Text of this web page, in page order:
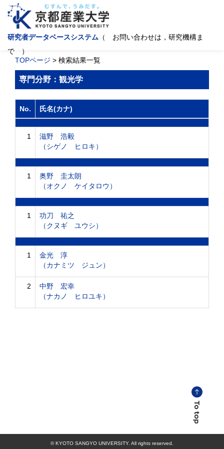
研究者データベースシステム （ お問い合わせは，研究機構ま
で ）
TOPページ > 検索結果一覧
専門分野：観光学
No. 氏名(カナ)
1
滋野 浩毅
（シゲノ ヒロキ）
1
奥野 圭太朗
（オクノ ケイタロウ）
1
功刀 祐之
（クヌギ ユウシ）
1
金光 淳
（カナミツ ジュン）
2
中野 宏幸
（ナカノ ヒロユキ）
© KYOTO SANGYO UNIVERSITY. All rights reserved.